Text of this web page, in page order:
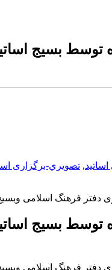
بسیج
, تصويري-برگزاری
دفتر فرهنگ اسلامی
بسیج
دفتر فرهنگ اسلامی